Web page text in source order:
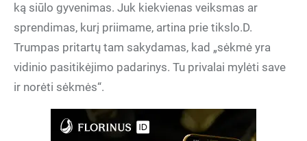
ką siūlo gyvenimas. Juk kiekvienas veiksmas ar
sprendimas, kurį priimame, artina prie tikslo.D.
Trumpas pritartų tam sakydamas, kad „sėkmė yra
vidinio pasitikėjimo padarinys. Tu privalai mylėti save
ir norėti sėkmės“.